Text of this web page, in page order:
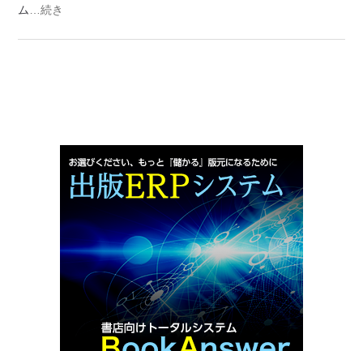
ム
…続き